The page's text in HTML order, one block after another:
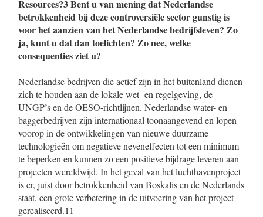
Resources?3 Bent u van mening dat Nederlandse
betrokkenheid bij deze controversiële sector gunstig is
voor het aanzien van het Nederlandse bedrijfsleven? Zo
ja, kunt u dat dan toelichten? Zo nee, welke
consequenties ziet u?
Nederlandse bedrijven die actief zijn in het buitenland dienen
zich te houden aan de lokale wet- en regelgeving, de
UNGP’s en de OESO-richtlijnen. Nederlandse water- en
baggerbedrijven zijn internationaal toonaangevend en lopen
voorop in de ontwikkelingen van nieuwe duurzame
technologieën om negatieve neveneffecten tot een minimum
te beperken en kunnen zo een positieve bijdrage leveren aan
projecten wereldwijd. In het geval van het luchthavenproject
is er, juist door betrokkenheid van Boskalis en de Nederlands
staat, een grote verbetering in de uitvoering van het project
gerealiseerd.11